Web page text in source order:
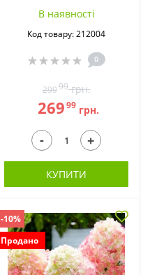
В наявностi
Код товару: 212004
0
29999грн.
26999грн.
- +
КУПИТИ
-10%
Продано